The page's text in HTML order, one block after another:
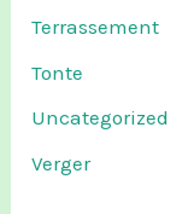
Terrassement
Tonte
Uncategorized
Verger